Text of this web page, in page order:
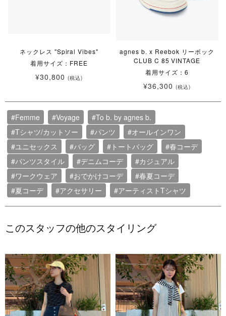
ネックレス "Spiral Vibes"
着用サイズ：FREE
¥30,800 (税込)
agnes b. x Reebok リーボック
CLUB C 85 VINTAGE
着用サイズ：6
¥36,300 (税込)
#Femme #Voyage
#To b. by agnes b.
#Tシャツ/カットソー
#パンツ
#オールインワン
#ユニセックス
#バッグ #トートバッグ
#春コーデ
#パンツスタイル
#デニムコーデ
#カジュアル
#ワークウェア
#おでかけコーデ
#春夏コーデ
#夏コーデ
#アクセサリー #アーティストTシャツ
このスタッフの他のスタイリング